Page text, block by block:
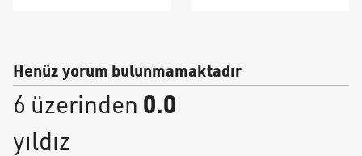
Henüz yorum bulunmamaktadır
6 üzerinden 0.0
yıldız